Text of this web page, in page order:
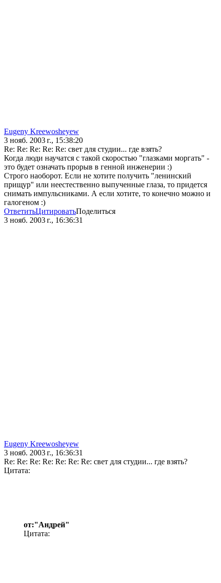
Eugeny Kreewosheyew
3 нояб. 2003 г., 15:38:20
Re: Re: Re: Re: Re: свет для студии... где взять?
Когда люди научатся с такой скоростью "глазками моргать" -
это будет означать прорыв в генной инженерии :)
Строго наоборот. Если не хотите получить "ленинский
прищур" или неестественно выпученные глаза, то придется
снимать импульсниками. А если хотите, то конечно можно и
галогеном :)
ОтветитьЦитироватьПоделиться
3 нояб. 2003 г., 16:36:31
Eugeny Kreewosheyew
3 нояб. 2003 г., 16:36:31
Re: Re: Re: Re: Re: Re: Re: свет для студии... где взять?
Цитата:
от:"Андрей"
Цитата: